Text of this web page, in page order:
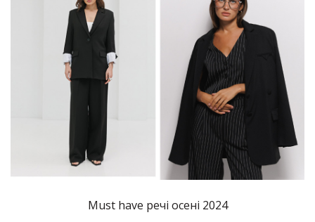
Must have речі осені 2024